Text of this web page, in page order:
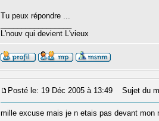
Tu peux répondre ...
L'nouv qui devient L'vieux
Posté le: 19 Déc 2005 à 13:49 Sujet du
mille excuse mais je n etais pas devant mon